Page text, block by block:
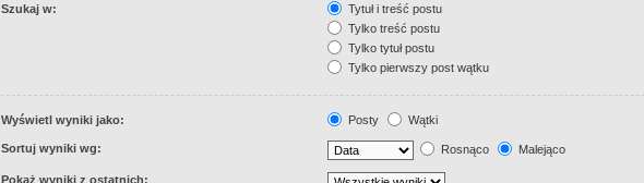
Szukaj w:
Tytuł i treść postu
Tylko treść postu
Tylko tytuł postu
Tylko pierwszy post wątku
Wyświetl wyniki jako: Posty Wątki
Sortuj wyniki wg: Rosnąco Malejąco
Pokaż wyniki z ostatnich: